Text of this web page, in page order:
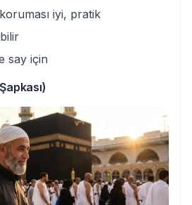
iyi, pratik
say için